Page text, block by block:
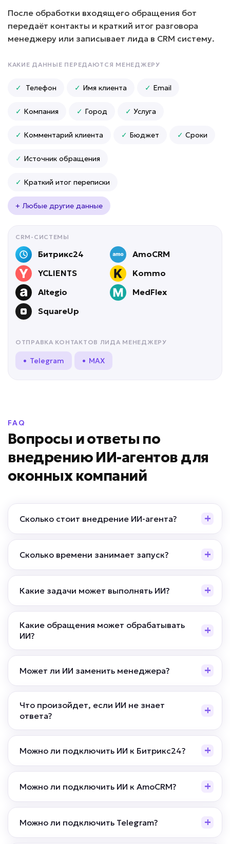
• До 100% отзывов обработано вовремя
• До -80% времени сотрудников на
работу с отзывами
быстрой реакции
Срок реализации от 5 дней
После обработки входящего обращения бот
передаёт контакты и краткий итог разговора
менеджеру или записывает лида в CRM систему.
КАКИЕ ДАННЫЕ ПЕРЕДАЮТСЯ МЕНЕДЖЕРУ
✓ Телефон ✓ Имя клиента ✓ Email
✓ Компания ✓ Город ✓ Услуга
✓ Комментарий клиента ✓ Бюджет ✓ Сроки
✓ Источник обращения
✓ Краткий итог переписки
+ Любые другие данные
CRM-СИСТЕМЫ
Битрикс24
AmoCRM
YCLIENTS
Kommo
Altegio
MedFlex
SquareUp
ОТПРАВКА КОНТАКТОВ ЛИДА МЕНЕДЖЕРУ
• Telegram • MAX
FAQ
Вопросы и ответы по
внедрению ИИ-агентов для
оконных компаний
Сколько стоит внедрение ИИ-агента?
Сколько времени занимает запуск?
Какие задачи может выполнять ИИ?
Какие обращения может обрабатывать
ИИ?
Может ли ИИ заменить менеджера?
Что произойдет, если ИИ не знает
ответа?
Можно ли подключить ИИ к Битрикс24?
Можно ли подключить ИИ к AmoCRM?
Можно ли подключить Telegram?